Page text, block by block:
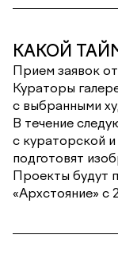
КАКОЙ
Прием заявок
Кураторы
с выбранными
В течение
с кураторской
подготовят
Проекты будут
«Архстояние» с